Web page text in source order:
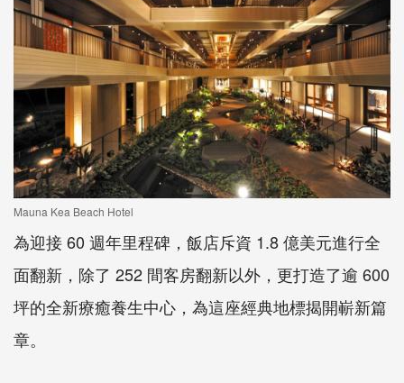
Mauna Kea Beach Hotel
為迎接 60 週年里程碑，飯店斥資 1.8 億美元進行全
面翻新，除了 252 間客房翻新以外，更打造了逾 600
坪的全新療癒養生中心，為這座經典地標揭開嶄新篇
章。